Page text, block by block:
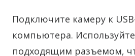
Подключите камеру к
компьютера.
подходящим разъемом,